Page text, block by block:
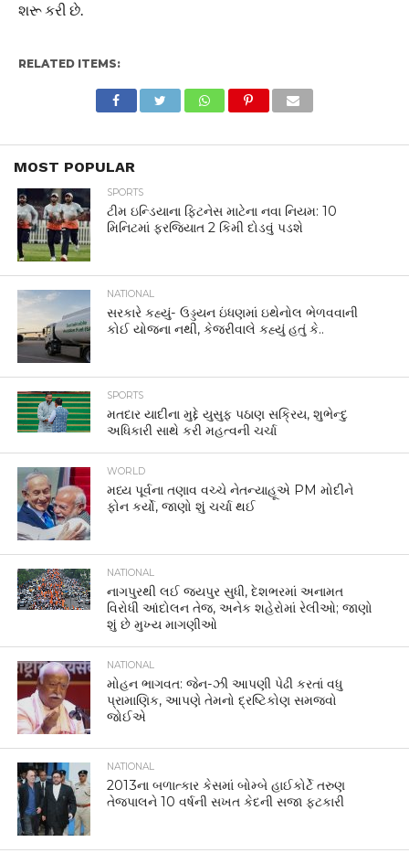
શરૂ કરી છે.
RELATED ITEMS:
MOST POPULAR
SPORTS
ટીમ ઇન્ડિયાના ફિટનેસ માટેના નવા નિયમ: 10
મિનિટમાં ફરજિયાત 2 કિમી દોડવું પડશે
NATIONAL
સરકારે કહ્યું- ઉડ્ડયન ઇંધણમાં ઇથેનોલ ભેળવવાની
કોઈ યોજના નથી, કેજરીવાલે કહ્યું હતું કે..
SPORTS
મતદાર યાદીના મુદ્દે યુસુફ પઠાણ સક્રિય, શુભેન્દુ
અધિકારી સાથે કરી મહત્વની ચર્ચા
WORLD
મધ્ય પૂર્વના તણાવ વચ્ચે નેતન્યાહૂએ PM મોદીને
ફોન કર્યો, જાણો શું ચર્ચા થઈ
NATIONAL
નાગપુરથી લઈ જયપુર સુધી, દેશભરમાં અનામત
વિરોધી આંદોલન તેજ, અનેક શહેરોમાં રેલીઓ; જાણો
શું છે મુખ્ય માગણીઓ
NATIONAL
મોહન ભાગવત: જેન-ઝી આપણી પેઢી કરતાં વધુ
પ્રામાણિક, આપણે તેમનો દ્રષ્ટિકોણ સમજવો
જોઈએ
NATIONAL
2013ના બળાત્કાર કેસમાં બોમ્બે હાઈકોર્ટે તરુણ
તેજપાલને 10 વર્ષની સખત કેદની સજા ફટકારી